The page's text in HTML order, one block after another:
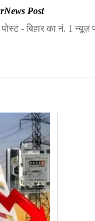
Post
पोस्ट - बिहार का नं. 1 न्यूज़